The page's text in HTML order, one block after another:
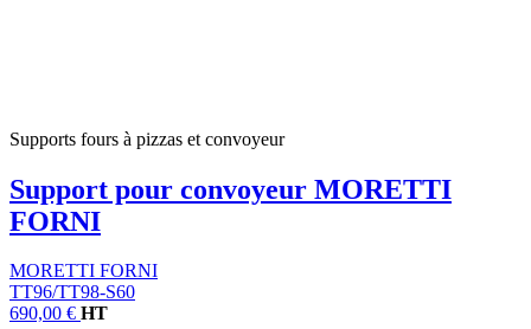
Supports fours à pizzas et convoyeur
Support pour convoyeur MORETTI
FORNI
MORETTI FORNI
TT96/TT98-S60
690,00 € HT